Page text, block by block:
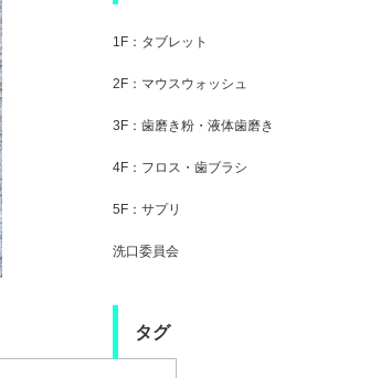
1F：タブレット
2F：マウスウォッシュ
3F：歯磨き粉・液体歯磨き
4F：フロス・歯ブラシ
5F：サプリ
洗口委員会
タグ